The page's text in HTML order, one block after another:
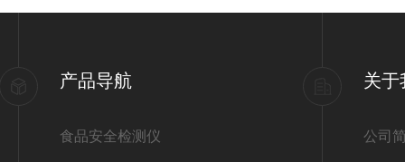
产品导航
食品安全检测仪
关于
公司